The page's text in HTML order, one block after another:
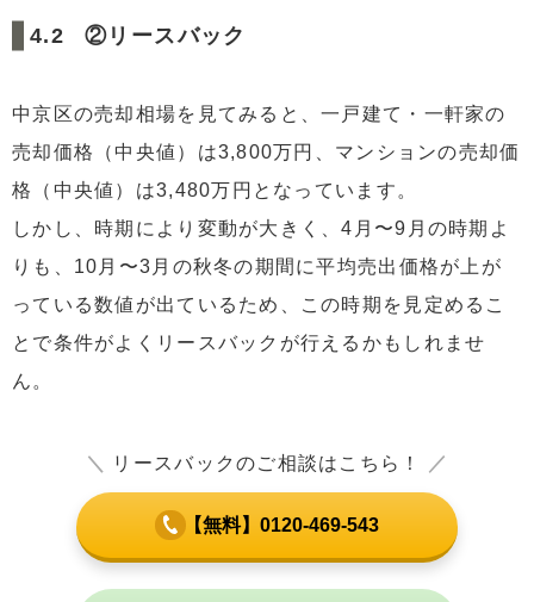
②リースバック
中京区の売却相場を見てみると、一戸建て・一軒家の
売却価格（中央値）は3,800万円、マンションの売却価
格（中央値）は3,480万円となっています。
しかし、時期により変動が大きく、4月〜9月の時期よ
りも、10月〜3月の秋冬の期間に平均売出価格が上が
っている数値が出ているため、この時期を見定めるこ
とで条件がよくリースバックが行えるかもしれませ
ん。
＼ リースバックのご相談はこちら！ ／
【無料】0120-469-543